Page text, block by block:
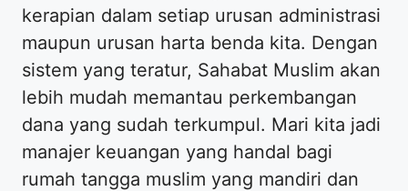
kerapian dalam setiap urusan administrasi
maupun urusan harta benda kita. Dengan
sistem yang teratur, Sahabat Muslim akan
lebih mudah memantau perkembangan
dana yang sudah terkumpul. Mari kita jadi
manajer keuangan yang handal bagi
rumah tangga muslim yang mandiri dan